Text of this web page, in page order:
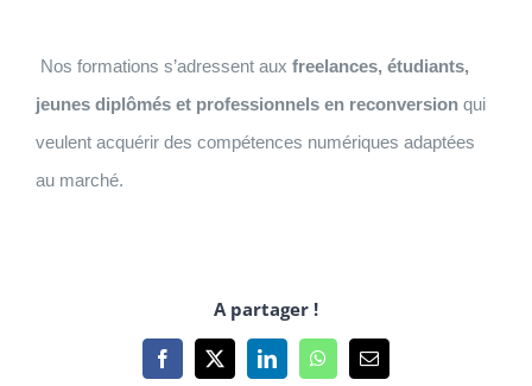
contenu
Nos formations s’adressent aux freelances, étudiants,
jeunes diplômés et professionnels en reconversion qui
veulent acquérir des compétences numériques adaptées
au marché.
A partager !
Facebook
X LinkedInWhatsApp
Email